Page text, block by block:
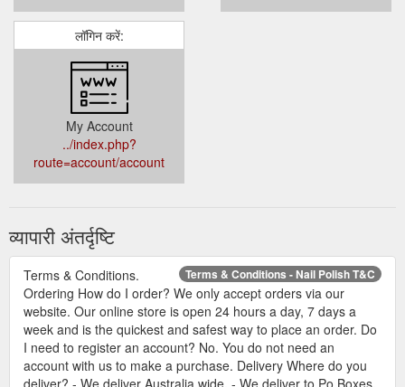
लॉगिन करें:
My Account
../index.php?
route=account/account
व्यापारी अंतर्दृष्टि
Terms & Conditions - Nail Polish T&C
Terms & Conditions.
Ordering How do I order? We only accept orders via our
website. Our online store is open 24 hours a day, 7 days a
week and is the quickest and safest way to place an order. Do
I need to register an account? No. You do not need an
account with us to make a purchase. Delivery Where do you
deliver? - We deliver Australia wide. - We deliver to Po Boxes.